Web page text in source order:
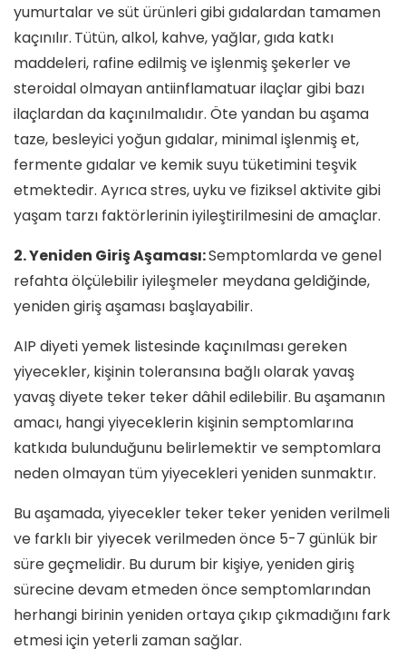
yumurtalar ve süt ürünleri gibi gıdalardan tamamen
kaçınılır. Tütün, alkol, kahve, yağlar, gıda katkı
maddeleri, rafine edilmiş ve işlenmiş şekerler ve
steroidal olmayan antiinflamatuar ilaçlar gibi bazı
ilaçlardan da kaçınılmalıdır. Öte yandan bu aşama
taze, besleyici yoğun gıdalar, minimal işlenmiş et,
fermente gıdalar ve kemik suyu tüketimini teşvik
etmektedir. Ayrıca stres, uyku ve fiziksel aktivite gibi
yaşam tarzı faktörlerinin iyileştirilmesini de amaçlar.
2. Yeniden Giriş Aşaması:Semptomlarda ve genel
refahta ölçülebilir iyileşmeler meydana geldiğinde,
yeniden giriş aşaması başlayabilir.
AIP diyeti yemek listesinde kaçınılması gereken
yiyecekler, kişinin toleransına bağlı olarak yavaş
yavaş diyete teker teker dâhil edilebilir. Bu aşamanın
amacı, hangi yiyeceklerin kişinin semptomlarına
katkıda bulunduğunu belirlemektir ve semptomlara
neden olmayan tüm yiyecekleri yeniden sunmaktır.
Bu aşamada, yiyecekler teker teker yeniden verilmeli
ve farklı bir yiyecek verilmeden önce 5-7 günlük bir
süre geçmelidir. Bu durum bir kişiye, yeniden giriş
sürecine devam etmeden önce semptomlarından
herhangi birinin yeniden ortaya çıkıp çıkmadığını fark
etmesi için yeterli zaman sağlar.